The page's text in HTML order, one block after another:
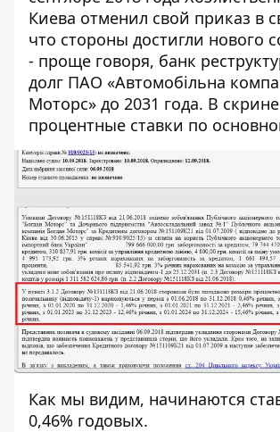
Киева отменил свой приказ в
что стороны достигли нового
- проще говоря, банк
долг ПАО «Автомобільна
Моторс» до 2031 года. В
процентные ставки по
Как мы видим, начинаются
0,46% годовых.